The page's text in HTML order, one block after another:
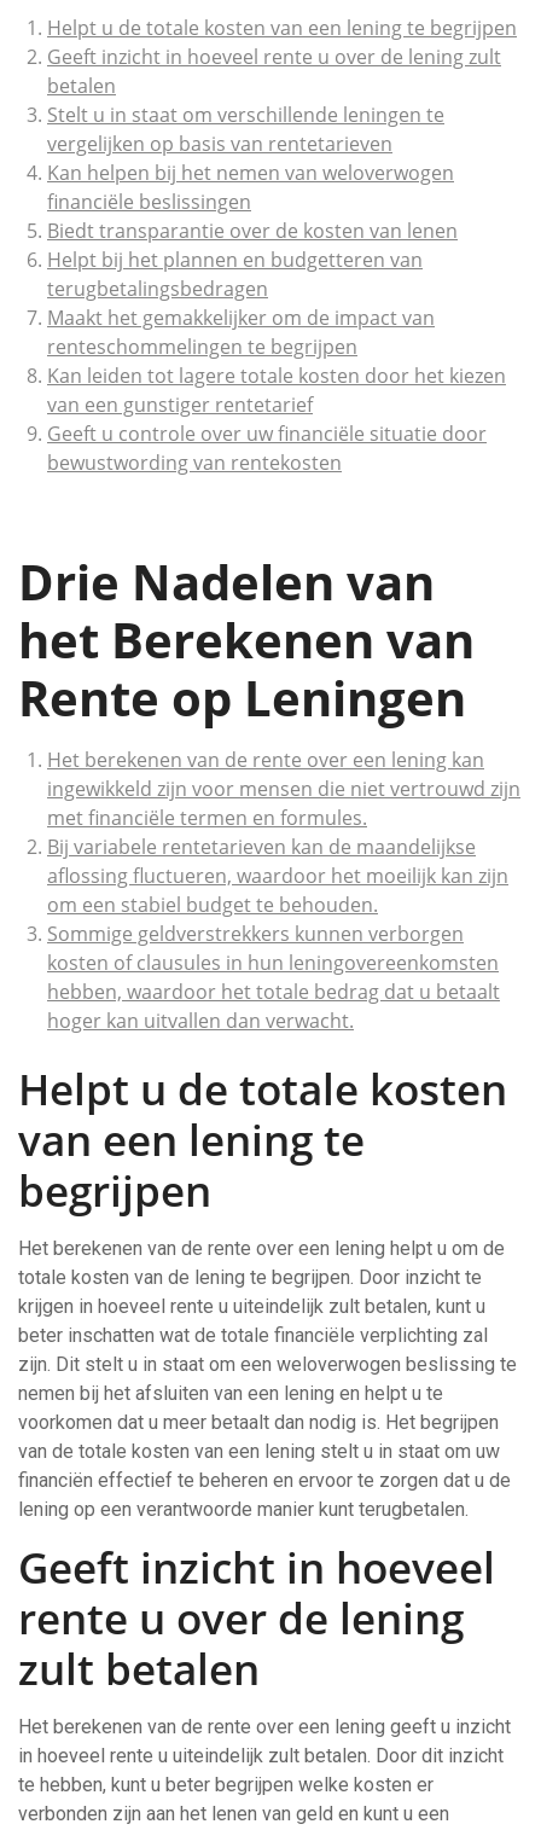
Helpt u de totale kosten van een lening te begrijpen
Geeft inzicht in hoeveel rente u over de lening zult
betalen
Stelt u in staat om verschillende leningen te
vergelijken op basis van rentetarieven
Kan helpen bij het nemen van weloverwogen
financiële beslissingen
Biedt transparantie over de kosten van lenen
Helpt bij het plannen en budgetteren van
terugbetalingsbedragen
Maakt het gemakkelijker om de impact van
renteschommelingen te begrijpen
Kan leiden tot lagere totale kosten door het kiezen
van een gunstiger rentetarief
Geeft u controle over uw financiële situatie door
bewustwording van rentekosten
Drie Nadelen van
het Berekenen van
Rente op Leningen
Het berekenen van de rente over een lening kan
ingewikkeld zijn voor mensen die niet vertrouwd zijn
met financiële termen en formules.
Bij variabele rentetarieven kan de maandelijkse
aflossing fluctueren, waardoor het moeilijk kan zijn
om een stabiel budget te behouden.
Sommige geldverstrekkers kunnen verborgen
kosten of clausules in hun leningovereenkomsten
hebben, waardoor het totale bedrag dat u betaalt
hoger kan uitvallen dan verwacht.
Helpt u de totale kosten
van een lening te
begrijpen
Het berekenen van de rente over een lening helpt u om de
totale kosten van de lening te begrijpen. Door inzicht te
krijgen in hoeveel rente u uiteindelijk zult betalen, kunt u
beter inschatten wat de totale financiële verplichting zal
zijn. Dit stelt u in staat om een weloverwogen beslissing te
nemen bij het afsluiten van een lening en helpt u te
voorkomen dat u meer betaalt dan nodig is. Het begrijpen
van de totale kosten van een lening stelt u in staat om uw
financiën effectief te beheren en ervoor te zorgen dat u de
lening op een verantwoorde manier kunt terugbetalen.
Geeft inzicht in hoeveel
rente u over de lening
zult betalen
Het berekenen van de rente over een lening geeft u inzicht
in hoeveel rente u uiteindelijk zult betalen. Door dit inzicht
te hebben, kunt u beter begrijpen welke kosten er
verbonden zijn aan het lenen van geld en kunt u een